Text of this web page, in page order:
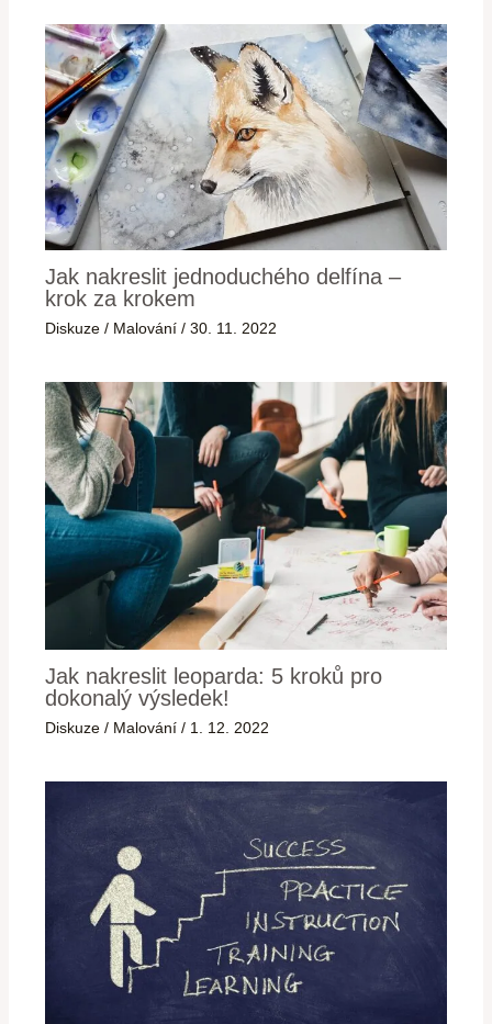
Jak nakreslit jednoduchého delfína –
krok za krokem
Diskuze / Malování /30. 11. 2022
Jak nakreslit leoparda: 5 kroků pro
dokonalý výsledek!
Diskuze / Malování / 1. 12. 2022